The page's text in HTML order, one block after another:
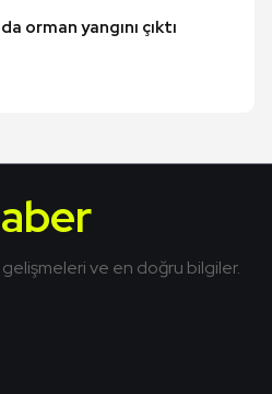
orman yangını çıktı
ve en doğru bilgiler.